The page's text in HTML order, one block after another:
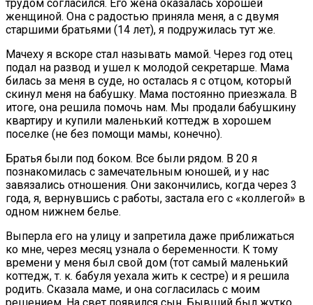
трудом согласился. Его жена оказалась хорошей
женщиной. Она с радостью приняла меня, а с двумя
старшими братьями (14 лет), я подружилась тут же.
Мачеху я вскоре стал называть мамой. Через год отец
подал на развод и ушел к молодой секретарше. Мама
билась за меня в суде, но осталась я с отцом, который
скинул меня на бабушку. Мама постоянно приезжала. В
итоге, она решила помочь нам. Мы продали бабушкину
квартиру и купили маленький коттедж в хорошем
поселке (не без помощи мамы, конечно).
Братья были под боком. Все были рядом. В 20 я
познакомилась с замечательным юношей, и у нас
завязались отношения. Они закончились, когда через 3
года, я, вернувшись с работы, застала его с «коллегой» в
одном нижнем белье.
Выперла его на улицу и запретила даже приближаться
ко мне, через месяц узнала о беременности. К тому
времени у меня был свой дом (тот самый маленький
коттедж, т. к. бабуля уехала жить к сестре) и я решила
родить. Сказала маме, и она согласилась с моим